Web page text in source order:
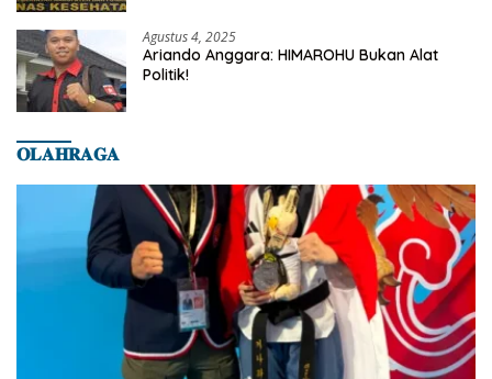
Agustus 4, 2025
Ariando Anggara: HIMAROHU Bukan Alat
Politik!
𝐎𝐋𝐀𝐇𝐑𝐀𝐆𝐀